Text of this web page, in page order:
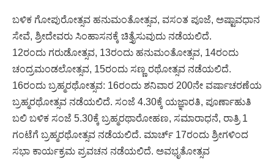
ಬಳಿಕ ಗೋಪುರೋತ್ಸವ ಹನುಮಂತೋತ್ಸವ, ವಸಂತ ಪೂಜೆ, ಅಷ್ಟಾವಧಾನ
ಸೇವೆ, ಶ್ರೀದೇವರು ಸಿಂಹಾಸನಕ್ಕೆ ಚಿತ್ತೈಸುವುದು ನಡೆಯಲಿದೆ.
12ರಂದು ಗರುಡೋತ್ಸವ, 13ರಂದು ಹನುಮಂತೋತ್ಸವ, 14ರಂದು
ಚಂದ್ರಮಂಡಲೋತ್ಸವ, 15ರಂದು ಸಣ್ಣ ರಥೋತ್ಸವ ನಡೆಯಲಿದೆ.
16ರಂದು ಬ್ರಹ್ಮರಥೋತ್ಸವ: 16ರಂದು ಶನಿವಾರ 200ನೇ ವರ್ಷಾಚರಣೆಯ
ಬ್ರಹ್ಮರಥೋತ್ಸವ ನಡೆಯಲಿದೆ. ಸಂಜೆ 4.30ಕ್ಕೆ ಯಜ್ಞಾರತಿ, ಪೂರ್ಣಾಹುತಿ
ಬಲಿ ಬಳಿಕ ಸಂಜೆ 5.30ಕ್ಕೆ ಬ್ರಹ್ಮರಥಾರೋಹಣ, ಸಮಾರಾಧನೆ, ರಾತ್ರಿ 1
ಗಂಟೆಗೆ ಬ್ರಹ್ಮರಥೋತ್ಸವ ನಡೆಯಲಿದೆ. ಮಾರ್ಚ್ 17ರಂದು ಶ್ರೀಗಳಿಂದ
ಸಭಾ ಕಾರ್ಯಕ್ರಮ ಪ್ರವಚನ ನಡೆಯಲಿದೆ. ಅವಭೃತೋತ್ಸವ